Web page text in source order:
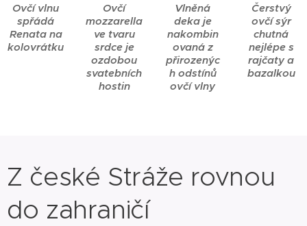
Ovčí vlnu
spřádá
Renata na
kolovrátku
Ovčí
mozzarella
ve tvaru
srdce je
ozdobou
svatebních
hostin
Vlněná
deka je
nakombin
ovaná z
přirozenýc
h odstínů
ovčí vlny
Čerstvý
ovčí sýr
chutná
nejlépe s
rajčaty a
bazalkou
Z české Stráže rovnou
do zahraničí